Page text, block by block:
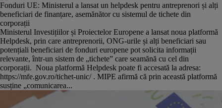
Fonduri UE: Ministerul a lansat un helpdesk pentru antreprenori și alți
beneficiari de finanțare, asemănător cu sistemul de tichete din
corporații
Ministerul Investițiilor și Proiectelor Europene a lansat noua platformă
Helpdesk, prin care antreprenorii, ONG-urile și alți beneficiari sau
potențiali beneficiari de fonduri europene pot solicita informații
relevante, într-un sistem de „tichete” care seamănă cu cel din
corporații. Noua platformă Helpdesk poate fi accesată la adresa:
https://mfe.gov.ro/tichet-unic/ . MIPE afirmă că prin această platformă
susține „comunicarea...